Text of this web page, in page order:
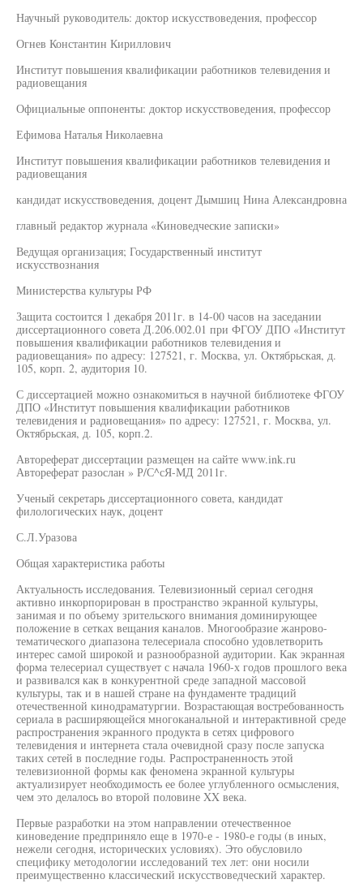
Научный руководитель: доктор искусствоведения, профессор
Огнев Константин Кириллович
Институт повышения квалификации работников телевидения и
радиовещания
Официальные оппоненты: доктор искусствоведения, профессор
Ефимова Наталья Николаевна
Институт повышения квалификации работников телевидения и
радиовещания
кандидат искусствоведения, доцент Дымшиц Нина Александровна
главный редактор журнала «Киноведческие записки»
Ведущая организация; Государственный институт
искусствознания
Министерства культуры РФ
Защита состоится 1 декабря 2011г. в 14-00 часов на заседании
диссертационного совета Д.206.002.01 при ФГОУ ДПО «Институт
повышения квалификации работников телевидения и
радиовещания» по адресу: 127521, г. Москва, ул. Октябрьская, д.
105, корп. 2, аудитория 10.
С диссертацией можно ознакомиться в научной библиотеке ФГОУ
ДПО «Институт повышения квалификации работников
телевидения и радиовещания» по адресу: 127521, г. Москва, ул.
Октябрьская, д. 105, корп.2.
Автореферат диссертации размещен на сайте www.ink.ru
Автореферат разослан » Р/С^сЯ-МД 2011г.
Ученый секретарь диссертационного совета, кандидат
филологических наук, доцент
С.Л.Уразова
Общая характеристика работы
Актуальность исследования. Телевизионный сериал сегодня
активно инкорпорирован в пространство экранной культуры,
занимая и по объему зрительского внимания доминирующее
положение в сетках вещания каналов. Многообразие жанрово-
тематического диапазона телесериала способно удовлетворить
интерес самой широкой и разнообразной аудитории. Как экранная
форма телесериал существует с начала 1960-х годов прошлого века
и развивался как в конкурентной среде западной массовой
культуры, так и в нашей стране на фундаменте традиций
отечественной кинодраматургии. Возрастающая востребованность
сериала в расширяющейся многоканальной и интерактивной среде
распространения экранного продукта в сетях цифрового
телевидения и интернета стала очевидной сразу после запуска
таких сетей в последние годы. Распространенность этой
телевизионной формы как феномена экранной культуры
актуализирует необходимость ее более углубленного осмысления,
чем это делалось во второй половине XX века.
Первые разработки на этом направлении отечественное
киноведение предприняло еще в 1970-е - 1980-е годы (в иных,
нежели сегодня, исторических условиях). Это обусловило
специфику методологии исследований тех лет: они носили
преимущественно классический искусствоведческий характер.